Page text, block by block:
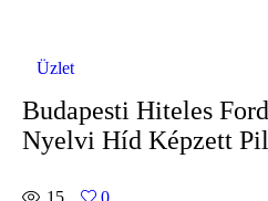
Üzlet
Budapesti Hiteles
Nyelvi Híd Képzett
15 0